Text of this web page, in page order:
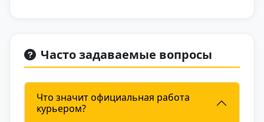
Часто задаваемые вопросы
Что значит официальная работа
курьером?